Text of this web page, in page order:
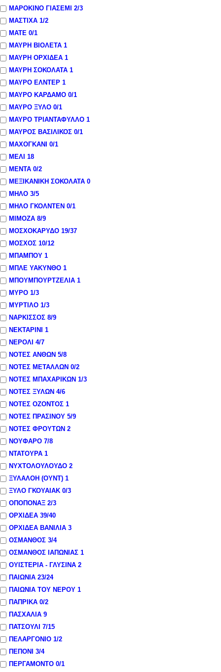
ΜΑΡΟΚΙΝΟ ΓΙΑΣΕΜΙ 2/3
ΜΑΣΤΙΧΑ 1/2
ΜΑΤΕ 0/1
ΜΑΥΡΗ ΒΙΟΛΕΤΑ 1
ΜΑΥΡΗ ΟΡΧΙΔΕΑ 1
ΜΑΥΡΗ ΣΟΚΟΛΑΤΑ 1
ΜΑΥΡΟ ΕΛΝΤΕΡ 1
ΜΑΥΡΟ ΚΑΡΔΑΜΟ 0/1
ΜΑΥΡΟ ΞΥΛΟ 0/1
ΜΑΥΡΟ ΤΡΙΑΝΤΑΦΥΛΛΟ 1
ΜΑΥΡΟΣ ΒΑΣΙΛΙΚΟΣ 0/1
ΜΑΧΟΓΚΑΝΙ 0/1
ΜΕΛΙ 18
ΜΕΝΤΑ 0/2
ΜΕΞΙΚΑΝΙΚΗ ΣΟΚΟΛΑΤΑ 0
ΜΗΛΟ 3/5
ΜΗΛΟ ΓΚΟΛΝΤΕΝ 0/1
ΜΙΜΟΖΑ 8/9
ΜΟΣΧΟΚΑΡΥΔΟ 19/37
ΜΟΣΧΟΣ 10/12
ΜΠΑΜΠΟΥ 1
ΜΠΛΕ ΥΑΚΥΝΘΟ 1
ΜΠΟΥΜΠΟΥΡΤΖΕΛΙΑ 1
ΜΥΡΟ 1/3
ΜΥΡΤΙΛΟ 1/3
ΝΑΡΚΙΣΣΟΣ 8/9
ΝΕΚΤΑΡΙΝΙ 1
ΝΕΡΟΛΙ 4/7
ΝΟΤΕΣ ΑΝΘΩΝ 5/8
ΝΟΤΕΣ ΜΕΤΑΛΛΩΝ 0/2
ΝΟΤΕΣ ΜΠΑΧΑΡΙΚΩΝ 1/3
ΝΟΤΕΣ ΞΥΛΩΝ 4/6
ΝΟΤΕΣ ΟΖΟΝΤΟΣ 1
ΝΟΤΕΣ ΠΡΑΣΙΝΟΥ 5/9
ΝΟΤΕΣ ΦΡΟΥΤΩΝ 2
ΝΟΥΦΑΡΟ 7/8
ΝΤΑΤΟΥΡΑ 1
ΝΥΧΤΟΛΟΥΛΟΥΔΟ 2
ΞΥΛΑΛΟΗ (ΟΥΝΤ) 1
ΞΥΛΟ ΓΚΟΥΑΙΑΚ 0/3
ΟΠΟΠΟΝΑΞ 2/3
ΟΡΧΙΔΕΑ 39/40
ΟΡΧΙΔΕΑ ΒΑΝΙΛΙΑ 3
ΟΣΜΑΝΘΟΣ 3/4
ΟΣΜΑΝΘΟΣ ΙΑΠΩΝΙΑΣ 1
ΟΥΙΣΤΕΡΙΑ - ΓΛΥΣΙΝΑ 2
ΠΑΙΩΝΙΑ 23/24
ΠΑΙΩΝΙΑ ΤΟΥ ΝΕΡΟΥ 1
ΠΑΠΡΙΚΑ 0/2
ΠΑΣΧΑΛΙΑ 9
ΠΑΤΣΟΥΛΙ 7/15
ΠΕΛΑΡΓΟΝΙΟ 1/2
ΠΕΠΟΝΙ 3/4
ΠΕΡΓΑΜΟΝΤΟ 0/1